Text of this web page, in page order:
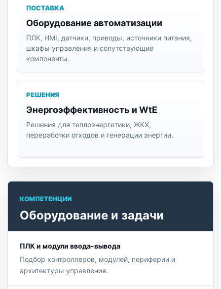
ПОСТАВКА
Оборудование автоматизации
ПЛК, HMI, датчики, приводы, источники питания,
шкафы управления и сопутствующие
компоненты.
РЕШЕНИЯ
Энергоэффективность и WtE
Решения для теплоэнергетики, ЖКХ,
переработки отходов и генерации энергии.
КОМПЕТЕНЦИИ
Оборудование и задачи
ПЛК и модули ввода-вывода
Подбор контроллеров, модулей, периферии и
архитектуры управления.